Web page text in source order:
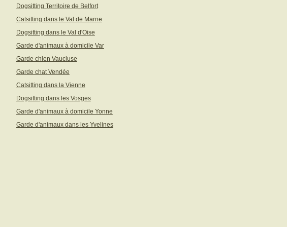
Dogsitting Territoire de Belfort
Catsitting dans le Val de Marne
Dogsitting dans le Val d'Oise
Garde d'animaux à domicile Var
Garde chien Vaucluse
Garde chat Vendée
Catsitting dans la Vienne
Dogsitting dans les Vosges
Garde d'animaux à domicile Yonne
Garde d'animaux dans les Yvelines